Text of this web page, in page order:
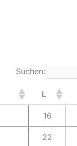
Suchen:
L
16
22